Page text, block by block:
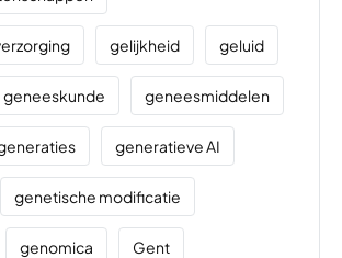
gelijkheid geluid
geneeskunde geneesmiddelen
generatieve AI
genetische modificatie
genomica Gent